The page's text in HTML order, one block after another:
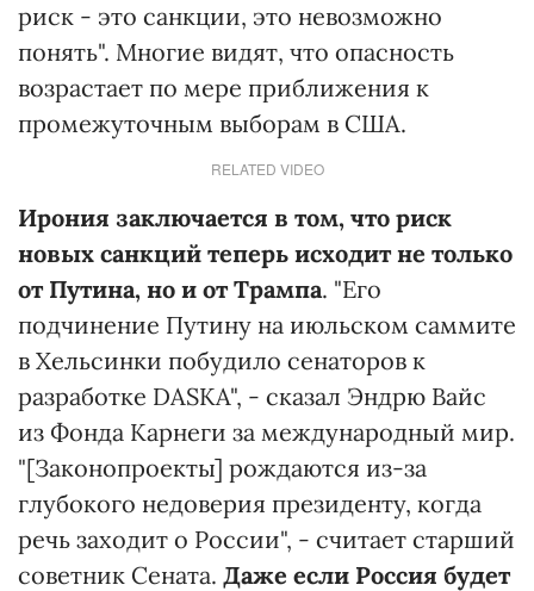
риск - это санкции, это невозможно
понять". Многие видят, что опасность
возрастает по мере приближения к
промежуточным выборам в США.
RELATED VIDEO
Ирония заключается в том, что риск
новых санкций теперь исходит не только
от Путина, но и от Трампа. "Его
подчинение Путину на июльском саммите
в Хельсинки побудило сенаторов к
разработке DASKA", - сказал Эндрю Вайс
из Фонда Карнеги за международный мир.
"[Законопроекты] рождаются из-за
глубокого недоверия президенту, когда
речь заходит о России", - считает старший
советник Сената. Даже если Россия будет